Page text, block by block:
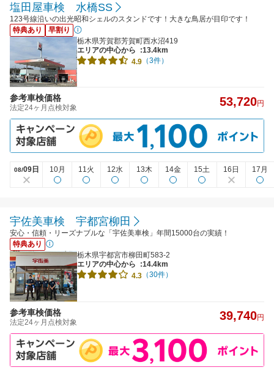
塩田屋車検 水橋SS
123号線沿いの出光昭和シェルのスタンドです！大きな鳥居が目印です！
特典あり
早割り
栃木県芳賀郡芳賀町西水沼419
エリアの中心から
:13.4km
4.9 （3件）
参考車検価格
法定24ヶ月点検対象 53,720円
08/09日 10月 11火 12水 13木 14金 15土 16日 17月
宇佐美車検 宇都宮柳田
安心・信頼・リーズナブルな「宇佐美車検」年間15000台の実績！
特典あり
栃木県宇都宮市柳田町583-2
エリアの中心から
:14.4km
4.3 （30件）
参考車検価格
法定24ヶ月点検対象 39,740円